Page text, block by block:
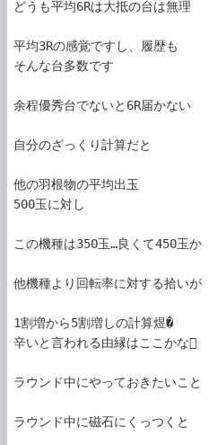
どうも平均6Rは大抵の台は無理
平均3Rの感覚ですし、履歴も
そんな台多数です
余程優秀台でないと6R届かない
自分のざっくり計算だと
他の羽根物の平均出玉
500玉に対し
この機種は350玉…良くて450玉か
他機種より回転率に対する拾いが
1割増から5割増しの計算煜�
辛いと言われる由縁はここかな
ラウンド中にやっておきたいこと
ラウンド中に磁石にくっつくと